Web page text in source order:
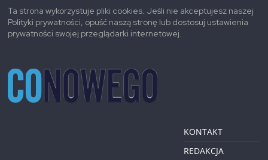
Ta strona wykorzystuje pliki cookies. Jeśli nie akceptujesz naszej
Polityki prywatności, opuść naszą stronę lub dostosuj ustawienia
prywatności swojej przeglądarki internetowej.
KONTAKT
REDAKCJA